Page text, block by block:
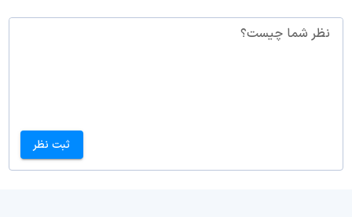
نظر شما چیست؟
ثبت نظر